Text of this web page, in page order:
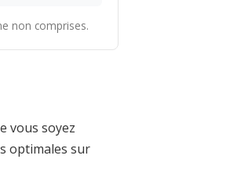
non comprises.
vous soyez
optimales sur